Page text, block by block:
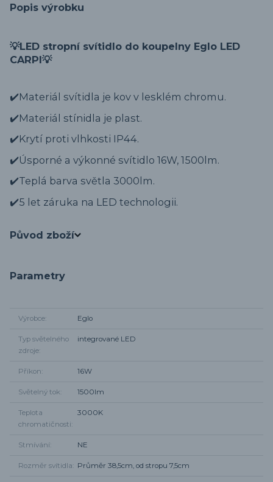
Popis výrobku
💡LED stropní svítidlo do koupelny Eglo LED
CARPI💡
✔️Materiál svítidla je kov v lesklém chromu.
✔️Materiál stínidla je plast.
✔️Krytí proti vlhkosti IP44.
✔️Úsporné a výkonné svítidlo 16W, 1500lm.
✔️Teplá barva světla 3000lm.
✔️5 let záruka na LED technologii.
Původ zboží
Parametry
Výrobce Eglo
Typ světelného
zdroje
integrované LED
Příkon 16W
Světelný tok 1500lm
Teplota
chromatičnosti
3000K
Stmívání NE
Rozměr svítidla Průměr 38,5cm, od stropu 7,5cm